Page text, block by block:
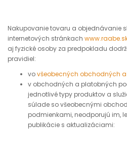
Nakupovanie tovaru a objednávanie
internetových stránkach
aj fyzické osoby za predpokladu
pravidiel:
vovšeobecných obchodných
v obchodných a platobných
jednotlivé typy produktov a
súlade so všeobecnými
podmienkami, neodporujú im,
publikácie s aktualizáciami: